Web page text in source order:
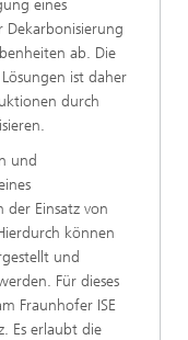
eines
ab. Die
ist daher
durch
und
der Einsatz von
können
und
Für dieses
Fraunhofer ISE
Es erlaubt die